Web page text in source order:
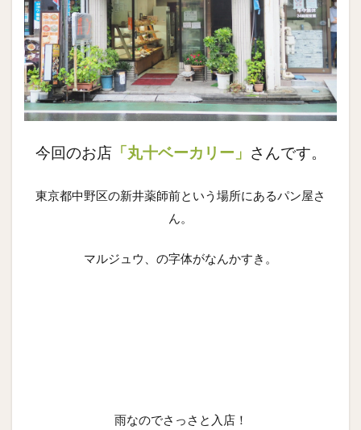
今回のお店「丸十ベーカリー」 さんです。
東京都中野区の新井薬師前という場所にあるパン屋さ
ん。
マルジュウ、の字体がなんかすき。
雨なのでさっさと入店！